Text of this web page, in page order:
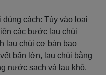
cách: Tùy vào loại
các bước lau chùi
lau chùi cơ bản bao
bẩn lớn, lau chùi bằng
nước sạch và lau khô.